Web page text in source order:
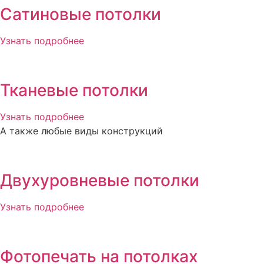
Сатиновые потолки
Узнать подробнее
Тканевые потолки
Узнать подробнее
А также любые виды конструкций
Двухуровневые потолки
Узнать подробнее
Фотопечать на потолках